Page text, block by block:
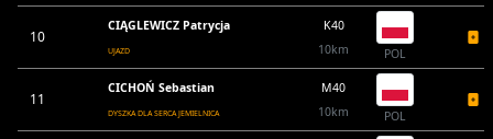
10
CIĄGLEWICZ Patrycja
UJAZD
K40
10km
POL
11
CICHOŃ Sebastian
DYSZKA DLA SERCA JEMIELNICA
M40
10km
POL